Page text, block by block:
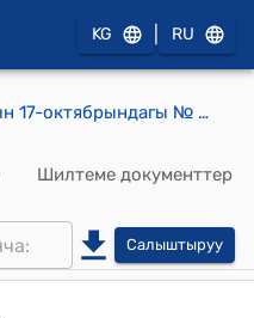
KG RU
КР 2008-жылдын 17-октябрындагы № 222 "Ашхабат шаарында 2007-жылдын 22-ноябрында кол коюлган майыптар жана Улуу Ата Мекендик согуштун катышуучулары, ошондой эле аларга теңештирилген адамдар үчүн жеңилдетилген жолкире укугун өз ара таануу жөнүндө 1993-жылдын 12-мартындагы Макулдашууга өзгөртүүлөрдү жана толуктоолорду киргизүү тууралуу Протоколду ратификациялоо жөнүндө" Мыйзамы
Шилтеме документтер
Салыштыруу